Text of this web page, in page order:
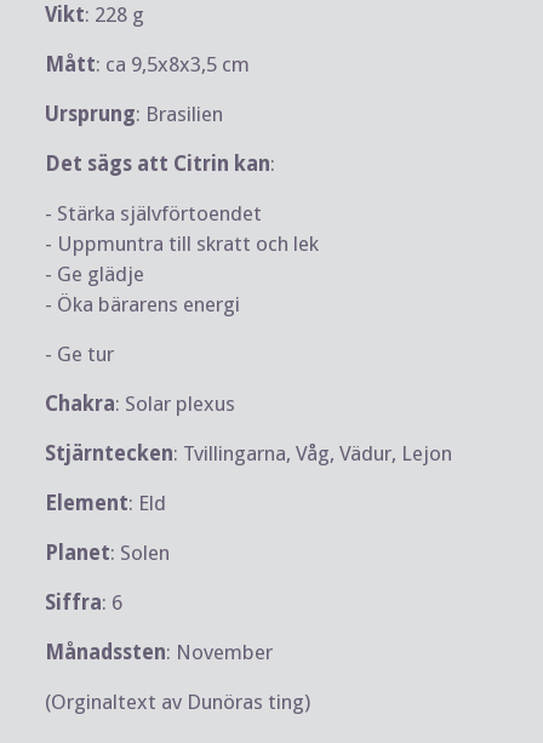
Vikt: 228 g
Mått: ca 9,5x8x3,5 cm
Ursprung: Brasilien
Det sägs att Citrin kan:
- Stärka självförtoendet
- Uppmuntra till skratt och lek
- Ge glädje
- Öka bärarens energi
- Ge tur
Chakra: Solar plexus
Stjärntecken: Tvillingarna, Våg, Vädur, Lejon
Element: Eld
Planet: Solen
Siffra: 6
Månadssten: November
(Orginaltext av Dunöras ting)